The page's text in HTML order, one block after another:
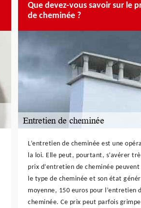
Que devez-vous savoir sur le
de cheminée ?
L’entretien de cheminée est une
la loi. Elle peut, pourtant, s’avérer
prix d’entretien de cheminée
le type de cheminée et son état
moyenne, 150 euros pour l’entretien
cheminée. Ce prix peut parfois